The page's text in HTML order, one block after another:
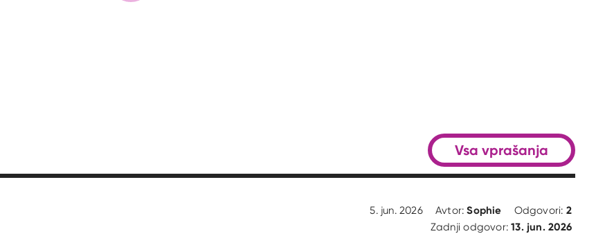
5. jun. 2026 Avtor:Sophie Odgovori: 2
Zadnji odgovor:13. jun. 2026
Vsa vprašanja